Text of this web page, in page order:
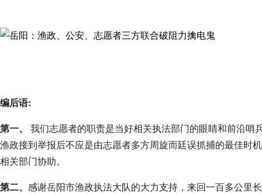
编后语:
第一、
我们志愿者的职责是当好相关执法部门的眼睛和前沿哨
渔政接到举报后不应是由志愿者多方周旋而廷误抓捕的最佳时
相关部门协助。
第二、 感谢岳阳市渔政执法大队的大力支持，来回一百多公里